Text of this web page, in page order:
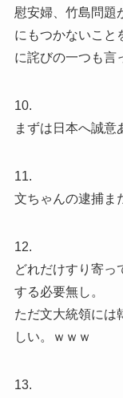
慰安婦、竹島問題
にもつかないこと
に詫びの一つも言
10.
まずは日本へ誠意
11.
文ちゃんの逮捕ま
12.
どれだけすり寄っ
する必要無し。
ただ文大統領には
しい。ｗｗｗ
13.